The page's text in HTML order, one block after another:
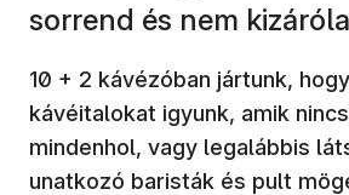
sorrend és nem
10 + 2 kávézóban jártunk,
kávéitalokat igyunk, amik
mindenhol, vagy legalábbis
unatkozó baristák és pult